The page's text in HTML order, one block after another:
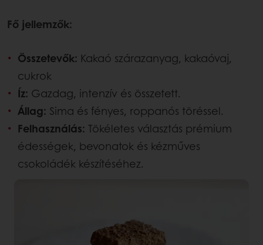
Fő jellemzők:
Összetevők: Kakaó szárazanyag, kakaóvaj,
cukrok
Íz: Gazdag, intenzív és összetett.
Állag: Sima és fényes, roppanós töréssel.
Felhasználás: Tökéletes választás prémium
édességek, bevonatok és kézműves
csokoládék készítéséhez.